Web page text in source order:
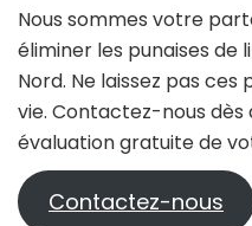
Nous sommes votre
éliminer les punaises
Nord. Ne laissez pas
vie. Contactez-nous dès
évaluation gratuite de
Contactez-nous